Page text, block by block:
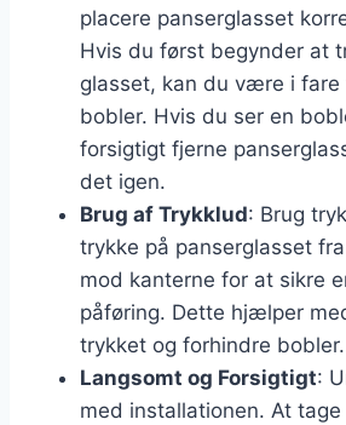
placere panserglasset
Hvis du først begynder at
glasset, kan du være i fare
bobler. Hvis du ser en
forsigtigt fjerne
det igen.
Brug af Trykklud: Brug
trykke på panserglasset
mod kanterne for at sikre
påføring. Dette hjælper
trykket og forhindre bobler.
Langsomt og Forsigtigt:
med installationen. At